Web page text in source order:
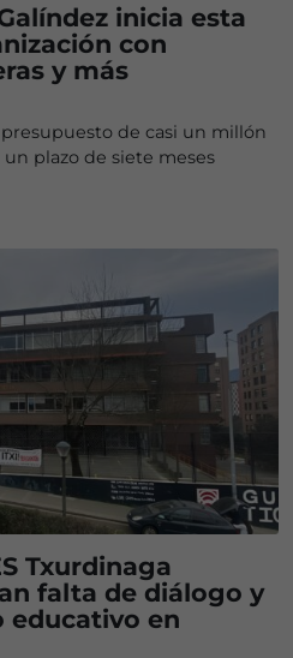
inicia esta
con
y más
de casi un millón
plazo de siete meses
Txurdinaga
falta de diálogo y
educativo en